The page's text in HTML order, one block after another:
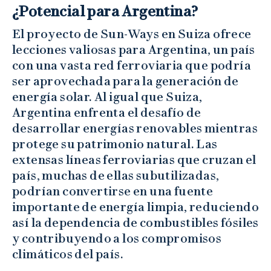
¿Potencial para Argentina?
El proyecto de Sun-Ways en Suiza ofrece
lecciones valiosas para Argentina, un país
con una vasta red ferroviaria que podría
ser aprovechada para la generación de
energía solar. Al igual que Suiza,
Argentina enfrenta el desafío de
desarrollar energías renovables mientras
protege su patrimonio natural. Las
extensas líneas ferroviarias que cruzan el
país, muchas de ellas subutilizadas,
podrían convertirse en una fuente
importante de energía limpia, reduciendo
así la dependencia de combustibles fósiles
y contribuyendo a los compromisos
climáticos del país.